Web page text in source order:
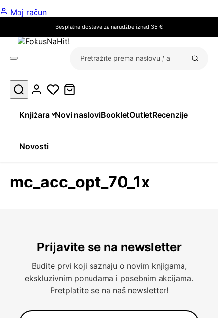
Moj račun
Besplatna dostava za narudžbe iznad 35 €
Knjižara Novi nasloviBookletOutletRecenzije
Novosti
mc_acc_opt_70_1x
Prijavite se na newsletter
Budite prvi koji saznaju o novim knjigama,
ekskluzivnim ponudama i posebnim akcijama.
Pretplatite se na naš newsletter!